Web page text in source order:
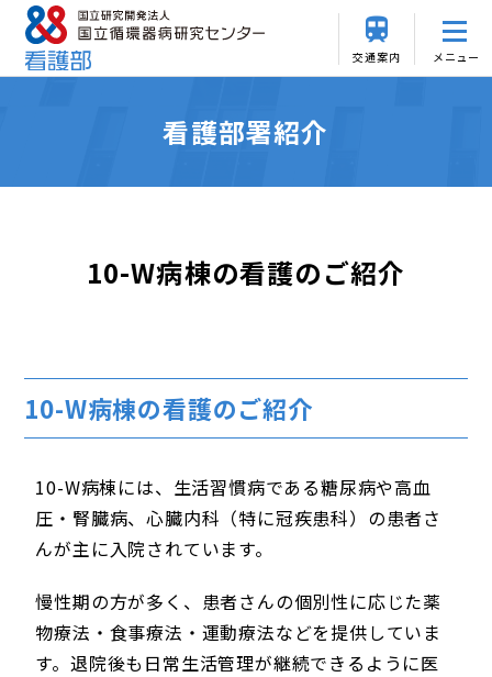
交通案内 メニュー
看護部署紹介
10-W病棟の看護のご紹介
10-W病棟の看護のご紹介
10-W病棟には、生活習慣病である糖尿病や高血
圧・腎臓病、心臓内科（特に冠疾患科）の患者さ
んが主に入院されています。
慢性期の方が多く、患者さんの個別性に応じた薬
物療法・食事療法・運動療法などを提供していま
す。退院後も日常生活管理が継続できるように医